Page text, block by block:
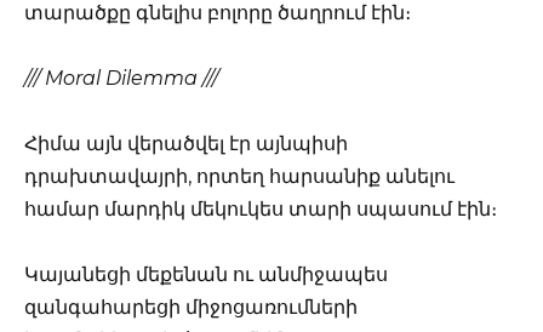
տարածքը գնելիս բոլորը ծաղրում էին։
/// Moral Dilemma ///
Հիմա այն վերածվել էր այնպիսի
դրախտավայրի, որտեղ հարսանիք անելու
համար մարդիկ մեկուկես տարի սպասում էին։
Կայանեցի մեքենան ու անմիջապես
զանգահարեցի միջոցառումների